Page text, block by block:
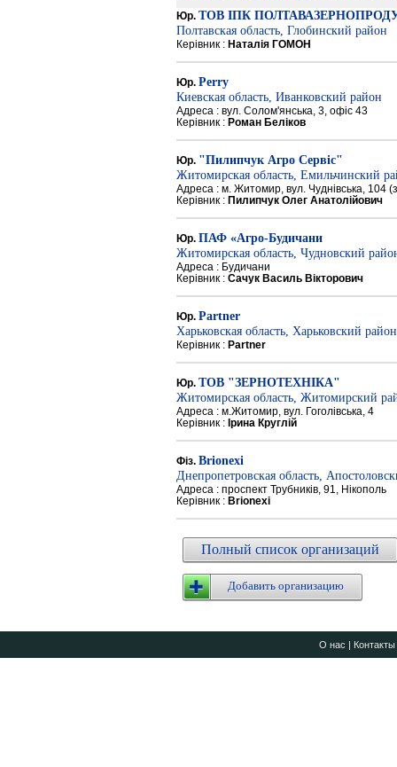
Юр. ТОВ ІПК
Полтавская область, Глобинский район
Керівник : Наталія ГОМОН
Юр. Perry
Киевская область, Иванковский район
Адреса : вул. Солом'янська, 3, офіс 43
Керівник : Роман Беліков
Юр. "Пилипчук Агро Сервіс"
Житомирская область, Емильчинский
Адреса : м. Житомир, вул. Чуднівська, 104
Керівник : Пилипчук Олег Анатолійович
Юр. ПАФ «Агро-Будичани
Житомирская область, Чудновский
Адреса : Будичани
Керівник : Сачук Василь Вікторович
Юр. Partner
Харьковская область, Харьковский район
Керівник : Partner
Юр. ТОВ "ЗЕРНОТЕХНІКА"
Житомирская область, Житомирский
Адреса : м.Житомир, вул. Гоголівська, 4
Керівник : Ірина Круглій
Фіз. Brionexi
Днепропетровская область,
Адреса : проспект Трубників, 91, Нікополь
Керівник : Brionexi
Полный список организаций
Добавить организацию
О нас | Контакты